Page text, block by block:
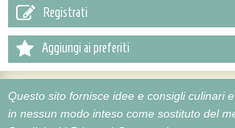
Registrati
Aggiungi ai preferiti
Questo sito fornisce idee e consigli culinari
in nessun modo inteso come sostituto del